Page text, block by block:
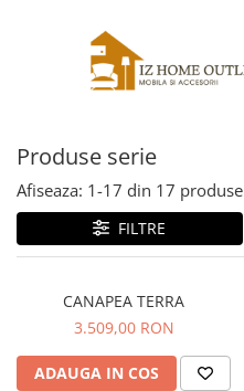
Produse serie
Scaune
Produse serie
Afiseaza: 1-17 din 17 produse
FILTRE
CANAPEA TERRA
3.509,00 RON
ADAUGA IN COS